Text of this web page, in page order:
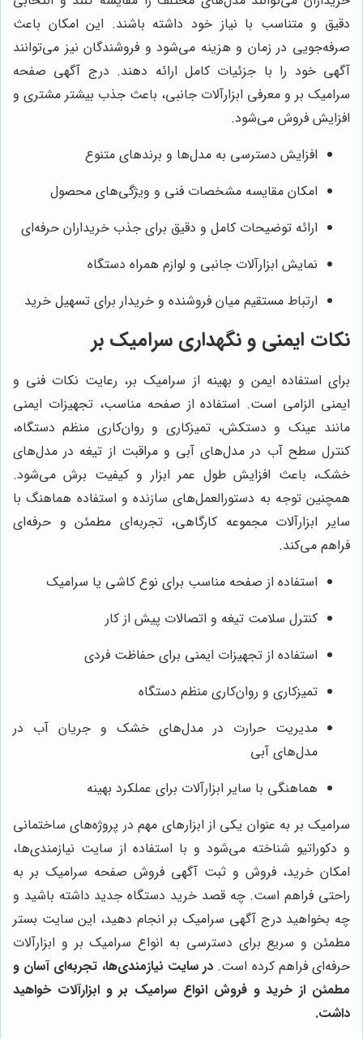
دقیق و متناسب با نیاز خود داشته باشند. این امکان باعث
صرفه‌جویی در زمان و هزینه می‌شود و فروشندگان نیز می‌توانند
آگهی خود را با جزئیات کامل ارائه دهند. درج آگهی صفحه
سرامیک بر و معرفی ابزارآلات جانبی، باعث جذب بیشتر مشتری و
افزایش فروش می‌شود.
افزایش دسترسی به مدل‌ها و برندهای متنوع
امکان مقایسه مشخصات فنی و ویژگی‌های محصول
ارائه توضیحات کامل و دقیق برای جذب خریداران حرفه‌ای
نمایش ابزارآلات جانبی و لوازم همراه دستگاه
ارتباط مستقیم میان فروشنده و خریدار برای تسهیل خرید
نکات ایمنی و نگهداری سرامیک بر
برای استفاده ایمن و بهینه از سرامیک بر، رعایت نکات فنی و
ایمنی الزامی است. استفاده از صفحه مناسب، تجهیزات ایمنی
مانند عینک و دستکش، تمیزکاری و روان‌کاری منظم دستگاه،
کنترل سطح آب در مدل‌های آبی و مراقبت از تیغه در مدل‌های
خشک، باعث افزایش طول عمر ابزار و کیفیت برش می‌شود.
همچنین توجه به دستورالعمل‌های سازنده و استفاده هماهنگ با
سایر ابزارآلات مجموعه کارگاهی، تجربه‌ای مطمئن و حرفه‌ای
فراهم می‌کند.
استفاده از صفحه مناسب برای نوع کاشی یا سرامیک
کنترل سلامت تیغه و اتصالات پیش از کار
استفاده از تجهیزات ایمنی برای حفاظت فردی
تمیزکاری و روان‌کاری منظم دستگاه
مدیریت حرارت در مدل‌های خشک و جریان آب در
مدل‌های آبی
هماهنگی با سایر ابزارآلات برای عملکرد بهینه
سرامیک بر به عنوان یکی از ابزارهای مهم در پروژه‌های ساختمانی
و دکوراتیو شناخته می‌شود و با استفاده از سایت نیازمندی‌ها،
امکان خرید، فروش و ثبت آگهی فروش صفحه سرامیک بر به
راحتی فراهم است. چه قصد خرید دستگاه جدید داشته باشید و
چه بخواهید درج آگهی سرامیک بر انجام دهید، این سایت بستر
مطمئن و سریع برای دسترسی به انواع سرامیک بر و ابزارآلات
حرفه‌ای فراهم کرده است. در سایت نیازمندی‌ها، تجربه‌ای آسان و
مطمئن از خرید و فروش انواع سرامیک بر و ابزارآلات خواهید
داشت.